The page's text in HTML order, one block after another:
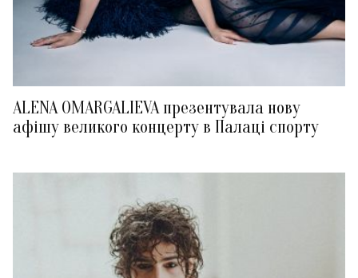
ALENA OMARGALIEVA презентувала нову
афішу великого концерту в Палаці спорту